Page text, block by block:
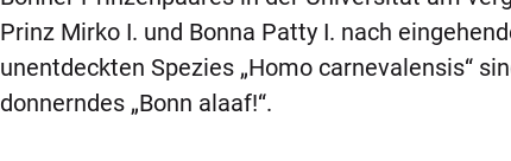
Prinz Mirko I. und Bonna Patty I. nach
unentdeckten Spezies „Homo carnevalensis“
donnerndes „Bonn alaaf!“.